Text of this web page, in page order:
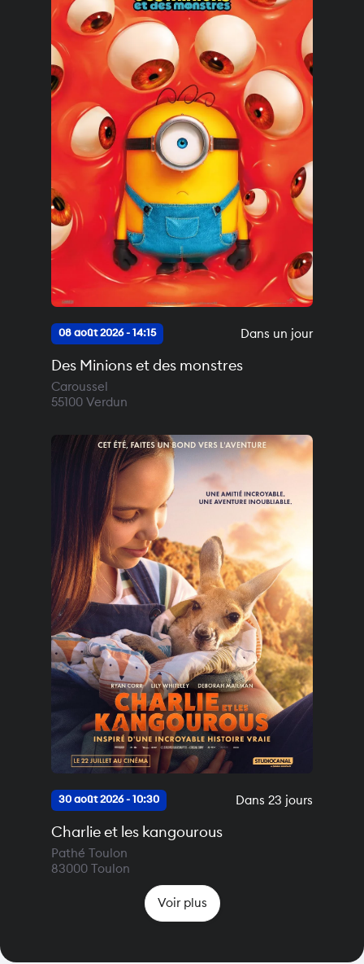
08 août 2026 - 14:15 Dans un jour
Des Minions et des monstres
Caroussel
55100 Verdun
30 août 2026 - 10:30 Dans 23 jours
Charlie et les kangourous
Pathé Toulon
83000
Toulon
Voir plus